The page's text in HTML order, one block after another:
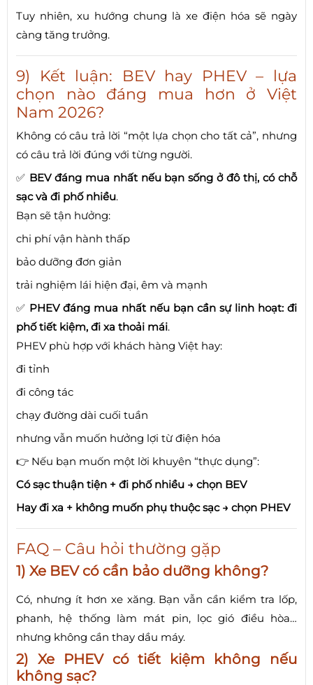
Tuy nhiên, xu hướng chung là xe điện hóa sẽ ngày
càng tăng trưởng.
9) Kết luận: BEV hay PHEV – lựa
chọn nào đáng mua hơn ở Việt
Nam 2026?
Không có câu trả lời “một lựa chọn cho tất cả”, nhưng
có câu trả lời đúng với từng người.
✅ BEV đáng mua nhất nếu bạn sống ở đô thị, có chỗ
sạc và đi phố nhiều.
Bạn sẽ tận hưởng:
chi phí vận hành thấp
bảo dưỡng đơn giản
trải nghiệm lái hiện đại, êm và mạnh
✅ PHEV đáng mua nhất nếu bạn cần sự linh hoạt: đi
phố tiết kiệm, đi xa thoải mái.
PHEV phù hợp với khách hàng Việt hay:
đi tỉnh
đi công tác
chạy đường dài cuối tuần
nhưng vẫn muốn hưởng lợi từ điện hóa
👉 Nếu bạn muốn một lời khuyên “thực dụng”:
Có sạc thuận tiện + đi phố nhiều → chọn BEV
Hay đi xa + không muốn phụ thuộc sạc → chọn PHEV
FAQ – Câu hỏi thường gặp
1) Xe BEV có cần bảo dưỡng không?
Có, nhưng ít hơn xe xăng. Bạn vẫn cần kiểm tra lốp,
phanh, hệ thống làm mát pin, lọc gió điều hòa…
nhưng không cần thay dầu máy.
2) Xe PHEV có tiết kiệm không nếu
không sạc?